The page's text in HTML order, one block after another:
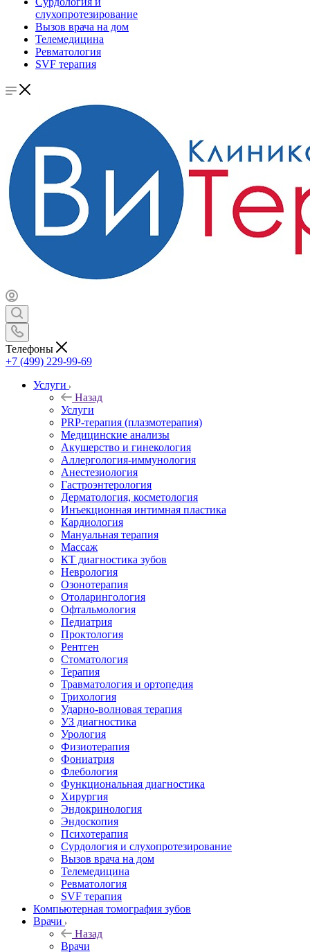
слухопротезирование
Вызов врача на дом
Телемедицина
Ревматология
SVF терапия
Телефоны
+7 (499) 229-99-69
Услуги
Назад
Услуги
PRP-терапия (плазмотерапия)
Медицинские анализы
Акушерство и гинекология
Аллергология-иммунология
Анестезиология
Гастроэнтерология
Дерматология, косметология
Инъекционная интимная пластика
Кардиология
Мануальная терапия
Массаж
КТ диагностика зубов
Неврология
Озонотерапия
Отоларингология
Офтальмология
Педиатрия
Проктология
Рентген
Стоматология
Терапия
Травматология и ортопедия
Трихология
Ударно-волновая терапия
УЗ диагностика
Урология
Физиотерапия
Фониатрия
Флебология
Функциональная диагностика
Хирургия
Эндокринология
Эндоскопия
Психотерапия
Сурдология и слухопротезирование
Вызов врача на дом
Телемедицина
Ревматология
SVF терапия
Компьютерная томография зубов
Врачи
Назад
Врачи